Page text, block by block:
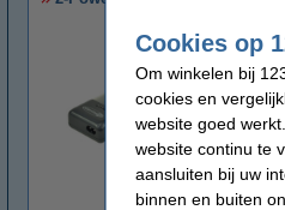
Cookies op
Om winkelen bij
cookies en
website goed
website continu te
aansluiten bij uw
binnen en buiten